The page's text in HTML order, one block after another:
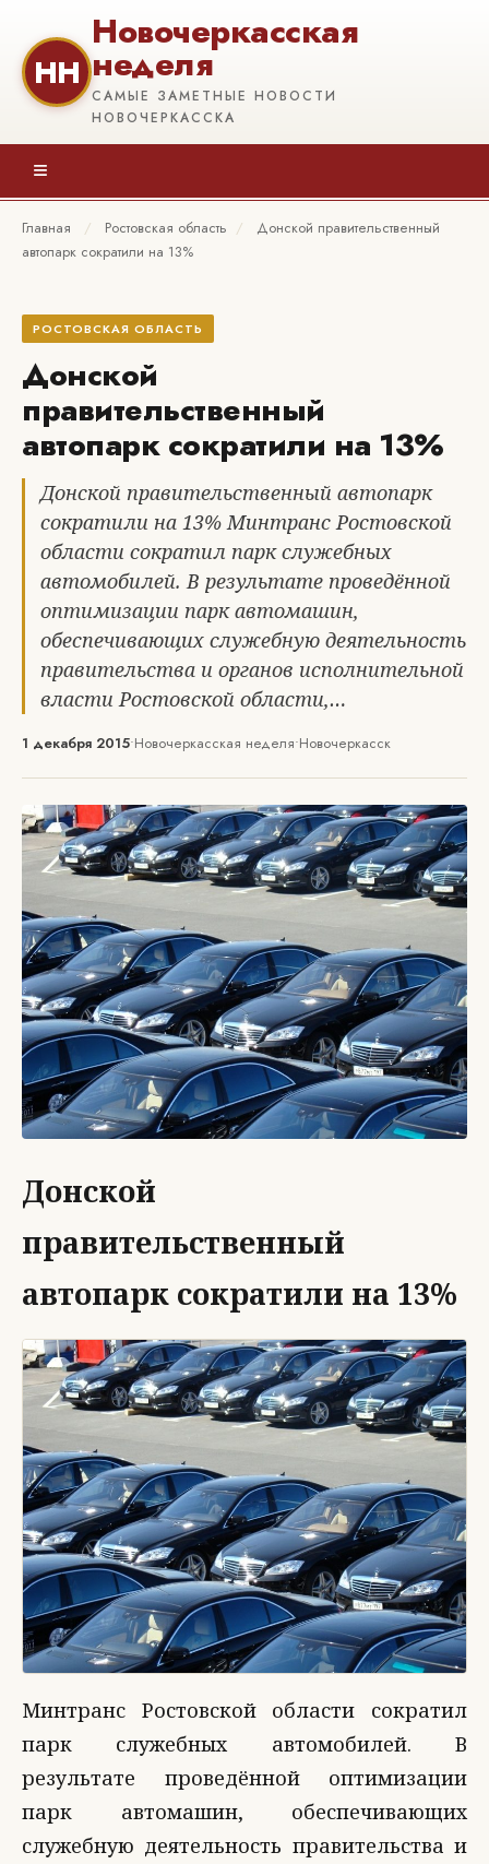
НН
Новочеркасская
неделя
САМЫЕ ЗАМЕТНЫЕ НОВОСТИ
НОВОЧЕРКАССКА
≡
Главная / Ростовская область /
Донской правительственный
автопарк сократили на 13%
РОСТОВСКАЯ ОБЛАСТЬ
Донской
правительственный
автопарк сократили на 13%
Донской правительственный автопарк
сократили на 13% Минтранс Ростовской
области сократил парк служебных
автомобилей. В результате проведённой
оптимизации парк автомашин,
обеспечивающих служебную деятельность
правительства и органов исполнительной
власти Ростовской области,…
1 декабря 2015•Новочеркасская неделя•Новочеркасск
Донской
правительственный
автопарк сократили на 13%
Минтранс Ростовской области сократил
парк служебных автомобилей. В
результате проведённой оптимизации
парк автомашин, обеспечивающих
служебную деятельность правительства и